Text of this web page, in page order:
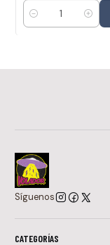
Cantidad
Síguenos
CATEGORÍAS